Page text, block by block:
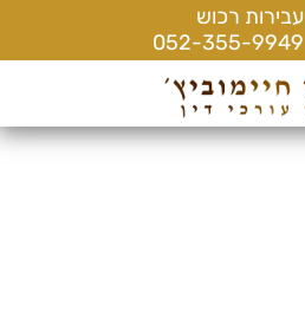
עבירות רכוש
052-355-9949